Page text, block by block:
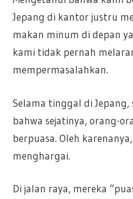
Jepang di kantor justru
makan minum di depan
kami tidak pernah
mempermasalahkan.
Selama tinggal di Jepang,
bahwa sejatinya, orang-
berpuasa. Oleh
menghargai.
Di jalan raya, mereka